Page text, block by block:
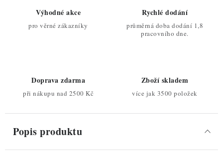
Výhodné akce
pro věrné zákazníky
Rychlé dodání
průměrná doba dodání 1,8
pracovního dne.
Doprava zdarma
při nákupu nad 2500 Kč
Zboží skladem
více jak 3500 položek
Popis produktu